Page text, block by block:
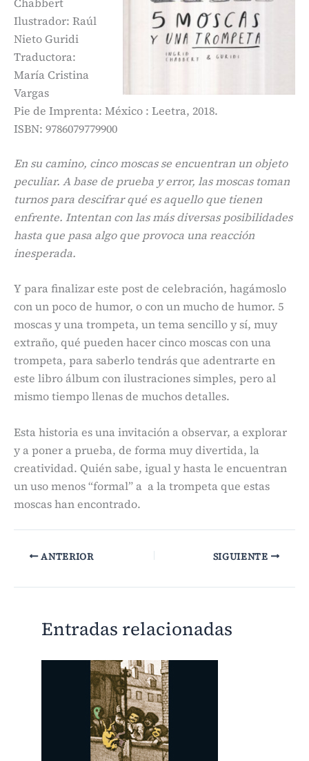
Ilustrador: Raúl
Nieto Guridi
Traductora:
María Cristina
Vargas
Pie de Imprenta: México : Leetra, 2018.
ISBN: 9786079779900
En su camino, cinco moscas se encuentran un objeto
peculiar. A base de prueba y error, las moscas toman
turnos para descifrar qué es aquello que tienen
enfrente. Intentan con las más diversas posibilidades
hasta que pasa algo que provoca una reacción
inesperada.
Y para finalizar este post de celebración, hagámoslo
con un poco de humor, o con un mucho de humor. 5
moscas y una trompeta, un tema sencillo y sí, muy
extraño, qué pueden hacer cinco moscas con una
trompeta, para saberlo tendrás que adentrarte en
este libro álbum con ilustraciones simples, pero al
mismo tiempo llenas de muchos detalles.
Esta historia es una invitación a observar, a explorar
y a poner a prueba, de forma muy divertida, la
creatividad. Quién sabe, igual y hasta le encuentran
un uso menos “formal” a a la trompeta que estas
moscas han encontrado.
ANTERIOR SIGUIENTE
Entradas relacionadas